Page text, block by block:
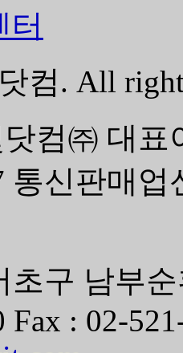
터
컴. All
컴㈜ 대
통신판매
초구 남부
Fax : 02-